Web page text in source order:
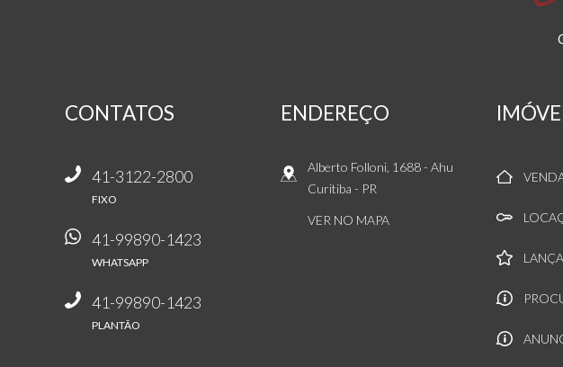
CONTATOS
41-3122-2800
FIXO
41-99890-1423
WHATSAPP
41-99890-1423
PLANTÃO
ENDEREÇO
Alberto Folloni, 1688- Ahu
Curitiba - PR
VER NO MAPA